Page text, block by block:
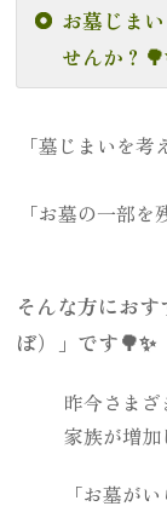
お墓じま
せんか？
「墓じまいを
「お墓の一部
そんな方にお
ぼ）」です🌳✨
昨今さま
家族が増加
「お墓が